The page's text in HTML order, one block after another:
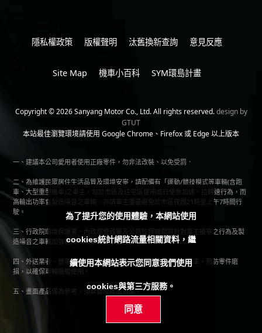
隱私權政策 版權聲明 汰舊換新查詢 意見反應
Site Map 機車小百科 SYM環島計畫
Copyright © 2026 Sanyang Motor Co., Ltd. All rights reserved.design by
GTUT
本站最佳瀏覽環境請使用 Google Chrome、Firefox 或 Edge 以上版本
一、建議本公司愛用者使用正廠零件，勿非法改裝、以免受罰．
二、為維護民眾居住生活品質及環境安寧，請配備有「運動/競技模式等車輛(含跑
車、大型重型機車)之車主，勿於市區及住宅區使用或行使急加速、拉轉速行為，而
高輸出功率會製造噪音之車輛，亦請車主盡量避免於市區夜間21時至上午7時間行
駛。
三、行政院環境保護署、內政部警政署及公路監理機關將針對車主擾寧之行為及製
造噪音之車輛加強取締，以維護民眾生活安寧。
四、外送業者、營業用車等特殊用途車主，應提前或增加保養頻率，預防零件磨
損，以確保車輛順暢使用。
五、畫面產品僅為參考，須以實際產品為準。
為了提升您的使用體驗，本網站使用
cookies統計網路流量相關資料，繼
續使用本網站表示您同意我們使用
cookies與第三方服務。
同意